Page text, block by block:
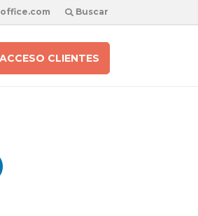
Buscar
ACCESO CLIENTES